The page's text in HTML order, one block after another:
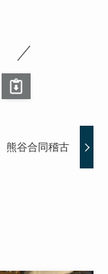
熊谷合同稽古